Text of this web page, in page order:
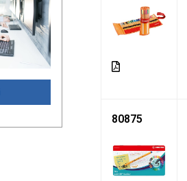
80875